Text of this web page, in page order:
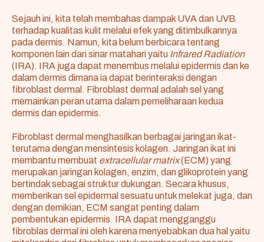
Sejauh ini, kita telah membahas dampak UVA dan UVB
terhadap kualitas kulit melalui efek yang ditimbulkannya
pada dermis. Namun, kita belum berbicara tentang
komponen lain dari sinar matahari yaitu Infrared Radiation
(IRA). IRA juga dapat menembus melalui epidermis dan ke
dalam dermis dimana ia dapat berinteraksi dengan
fibroblast dermal. Fibroblast dermal adalah sel yang
memainkan peran utama dalam pemeliharaan kedua
dermis dan epidermis.
Fibroblast dermal menghasilkan berbagai jaringan ikat-
terutama dengan mensintesis kolagen. Jaringan ikat ini
membantu membuat extracellular matrix(ECM) yang
merupakan jaringan kolagen, enzim, dan glikoprotein yang
bertindak sebagai struktur dukungan. Secara khusus,
memberikan sel epidermal sesuatu untuk melekat juga, dan
dengan demikian, ECM sangat penting dalam
pembentukan epidermis. IRA dapat mengganggu
fibroblas dermal ini oleh karena menyebabkan dua hal yaitu